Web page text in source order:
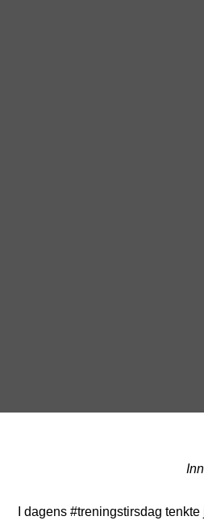
I dagens #treningstirsdag